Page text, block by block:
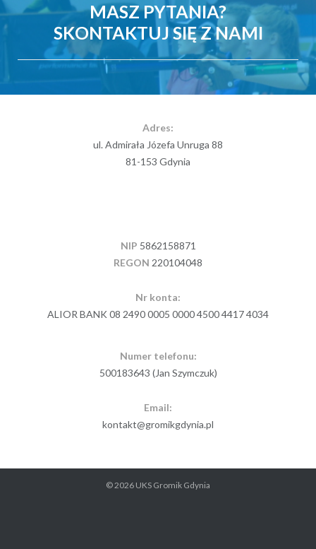
MASZ PYTANIA?
SKONTAKTUJ SIĘ Z NAMI
Adres:
ul. Admirała Józefa Unruga 88
81-153 Gdynia
NIP 5862158871
REGON 220104048
Nr konta:
ALIOR BANK 08 2490 0005 0000 4500 4417 4034
Numer telefonu:
500183643 (Jan Szymczuk)
Email:
kontakt@gromikgdynia.pl
© 2026 UKS Gromik Gdynia